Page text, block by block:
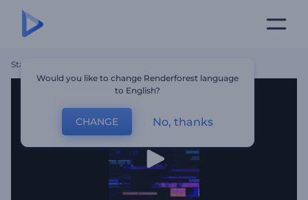
Startseite
Would you like to change Renderforest language
to English?
CHANGE No, thanks